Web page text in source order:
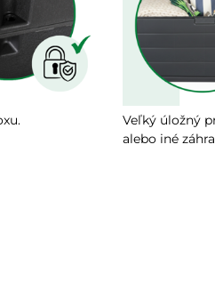
Veľký úložný
alebo iné